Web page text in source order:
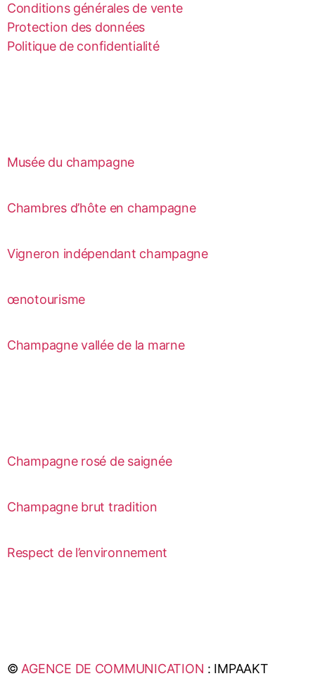
Conditions générales de vente
Protection des données
Politique de confidentialité
Musée du champagne
Chambres d’hôte en champagne
Vigneron indépendant champagne
œnotourisme
Champagne vallée de la marne
Champagne rosé de saignée
Champagne brut tradition
Respect de l’environnement
©AGENCE DE COMMUNICATION : IMPAAKT